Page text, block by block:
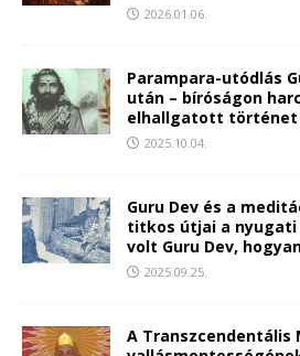
2026.01.06.
Parampara-utódlás
után – bíróságon
elhallgatott történet
2025.10.04.
Guru Dev és a
titkos útjai a
volt Guru Dev,
2025.09.25.
A Transzcendentális